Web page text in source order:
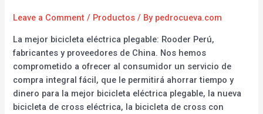
Leave a Comment / Productos / By pedrocueva.com
La mejor bicicleta eléctrica plegable: Rooder Perú,
fabricantes y proveedores de China. Nos hemos
comprometido a ofrecer al consumidor un servicio de
compra integral fácil, que le permitirá ahorrar tiempo y
dinero para la mejor bicicleta eléctrica plegable, la nueva
bicicleta de cross eléctrica, la bicicleta de cross con